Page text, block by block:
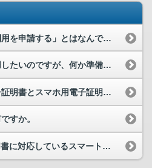
スマホ用電子証明書の「利用を申請する」とはなんですか。
スマホ用電子証明書を利用したいのですが、何か準備するものはありますか。
マイナンバーカード用電子証明書とスマホ用電子証明書の違い・関係はなんですか。
すか。
Androidスマホ用電子証明書に対応しているスマートフォンを教えてください。